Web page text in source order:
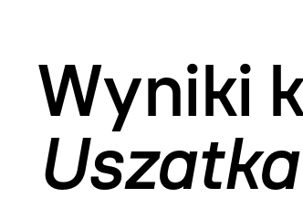
Wyniki
Uszatka